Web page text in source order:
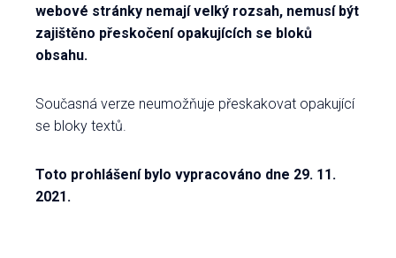
webové stránky nemají velký rozsah, nemusí být
zajištěno přeskočení opakujících se bloků
obsahu.
Současná verze neumožňuje přeskakovat opakující
se bloky textů.
Toto prohlášení bylo vypracováno dne 29. 11.
2021.